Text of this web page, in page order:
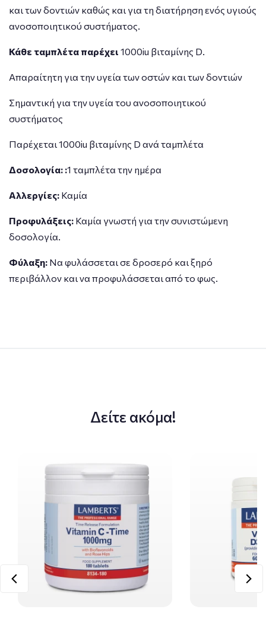
και των δοντιών καθώς και για τη διατήρηση ενός υγιούς
ανοσοποιητικού συστήματος.
Κάθε ταμπλέτα παρέχει 1000iu βιταμίνης D.
Απαραίτητη για την υγεία των οστών και των δοντιών
Σημαντική για την υγεία του ανοσοποιητικού
συστήματος
Παρέχεται 1000iu βιταμίνης D ανά ταμπλέτα
Δοσολογία: :1 ταμπλέτα την ημέρα
Αλλεργίες: Καμία
Προφυλάξεις: Καμία γνωστή για την συνιστώμενη
δοσολογία.
Φύλαξη: Να φυλάσσεται σε δροσερό και ξηρό
περιβάλλον και να προφυλάσσεται από το φως.
Δείτε ακόμα!